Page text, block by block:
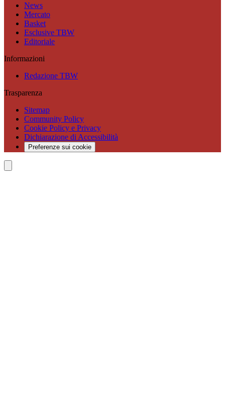
News
Mercato
Basket
Esclusive TBW
Editoriale
Informazioni
Redazione TBW
Trasparenza
Sitemap
Community Policy
Cookie Policy e Privacy
Dichiarazione di Accessibilità
Preferenze sui cookie